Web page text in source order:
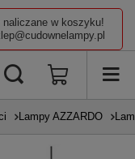
naliczane w koszyku!
Lampy AZZARDO